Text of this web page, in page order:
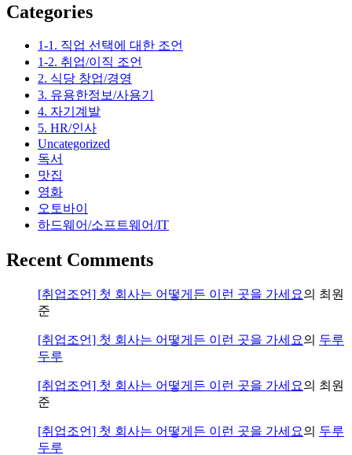
Categories
1-1. 직업 선택에 대한 조언
1-2. 취업/이직 조언
2. 식당 창업/경영
3. 유용한정보/사용기
4. 자기계발
5. HR/인사
Uncategorized
독서
맛집
영화
오토바이
하드웨어/소프트웨어/IT
Recent Comments
[취업조언] 첫 회사는 어떻게든 이런 곳을 가세요의 최원
준
[취업조언] 첫 회사는 어떻게든 이런 곳을 가세요의 두루
두루
[취업조언] 첫 회사는 어떻게든 이런 곳을 가세요의 최원
준
[취업조언] 첫 회사는 어떻게든 이런 곳을 가세요의 두루
두루